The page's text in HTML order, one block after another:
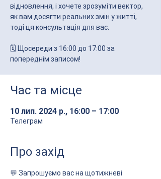
відновлення, і хочете зрозуміти вектор,
як вам досягти реальних змін у житті,
тоді ця консультація для вас.
🗓 Щосереди з 16:00 до 17:00 за
Час та місце
10 лип. 2024 р., 16:00 – 17:00
Телеграм
Про захід
💬 Запрошуємо вас на щотижневі